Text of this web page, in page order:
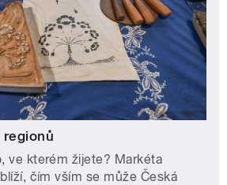
regionů
ve kterém žijete? Markéta
čím vším se může Česká